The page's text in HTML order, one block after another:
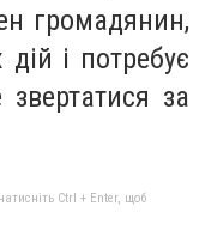
громадянин,
і потребує
за
Ctrl + Enter, щоб